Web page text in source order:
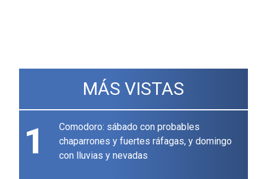
MÁS VISTAS
1
Comodoro: sábado con probables
chaparrones y fuertes ráfagas, y domingo
con lluvias y nevadas